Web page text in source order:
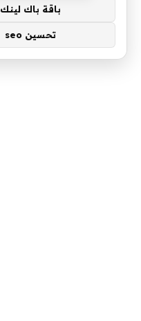
باقة باك لينك
تحسين seo